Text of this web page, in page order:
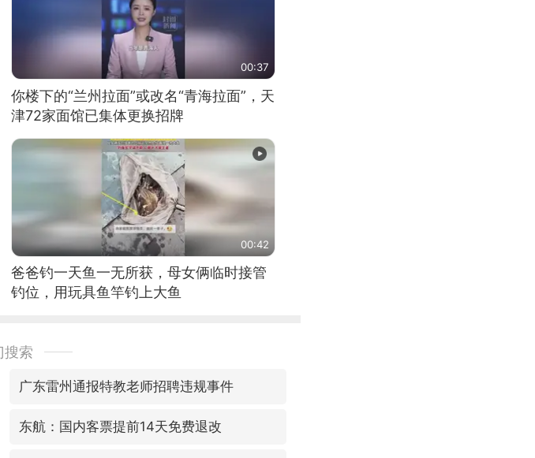
00:37
你楼下的“兰州拉面”或改名“青海拉面”，天
津72家面馆已集体更换招牌
00:42
爸爸钓一天鱼一无所获，母女俩临时接管
钓位，用玩具鱼竿钓上大鱼
搜索
广东雷州通报特教老师招聘违规事件
东航：国内客票提前14天免费退改